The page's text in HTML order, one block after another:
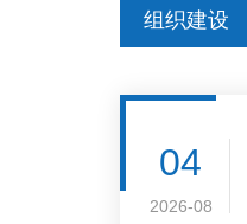
组织建设
04
2026-08